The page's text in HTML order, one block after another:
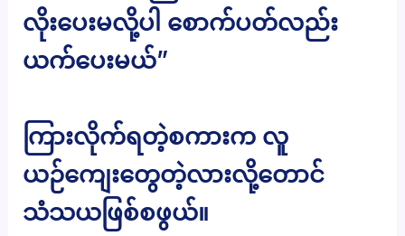
လိုးပေးမလို့ပါ စောက်ပတ်လည်း
ယက်ပေးမယ်”
ကြားလိုက်ရတဲ့စကားက လူ
ယဉ်ကျေးတွေတဲ့လားလို့တောင်
သံသယဖြစ်စဖွယ်။